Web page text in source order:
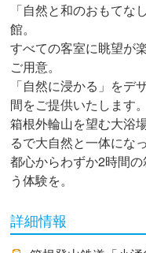
「自然と和のおもてな
館。
すべての客室に眺望が
ご用意。
「自然に浸かる」をデ
間をご提供いたします。
箱根外輪山を望む大浴
るで大自然と一体にな
都心からわずか2時間
う体験を。
詳細情報